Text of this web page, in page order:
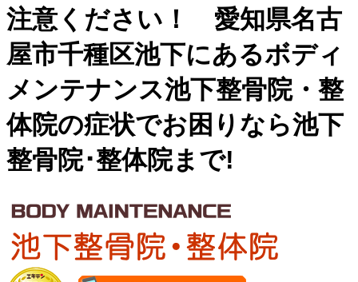
注意ください！ 愛知県名古
屋市千種区池下にあるボディ
メンテナンス池下整骨院・整
体院の症状でお困りなら池下
整骨院･整体院まで!